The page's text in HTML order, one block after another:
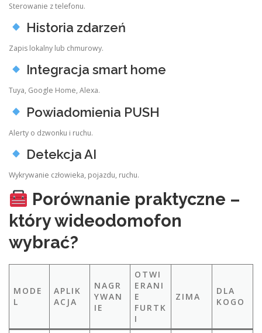
Sterowanie z telefonu.
Historia zdarzeń
Zapis lokalny lub chmurowy.
Integracja smart home
Tuya, Google Home, Alexa.
Powiadomienia PUSH
Alerty o dzwonku i ruchu.
Detekcja AI
Wykrywanie człowieka, pojazdu, ruchu.
Porównanie praktyczne –
który wideodomofon
wybrać?
MODE
L
APLIK
ACJA
NAGR
YWAN
IE
OTWI
ERANI
E
FURTK
I
ZIMA
DLA
KOGO